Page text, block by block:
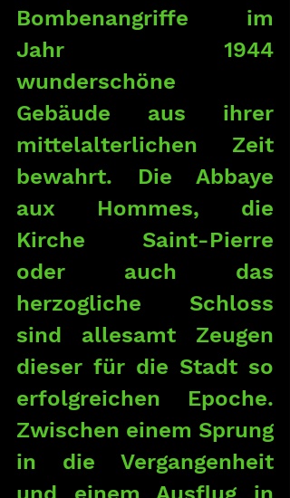
Bombenangriffe im
Jahr 1944
wunderschöne
Gebäude aus ihrer
mittelalterlichen Zeit
bewahrt. Die Abbaye
aux Hommes, die
Kirche Saint-Pierre
oder auch das
herzogliche Schloss
sind allesamt Zeugen
dieser für die Stadt so
erfolgreichen Epoche.
Zwischen einem Sprung
in die Vergangenheit